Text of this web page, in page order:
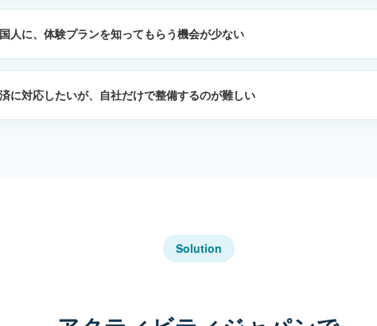
人に、体験プランを知ってもらう機会が少ない
に対応したいが、自社だけで整備するのが難しい
Solution